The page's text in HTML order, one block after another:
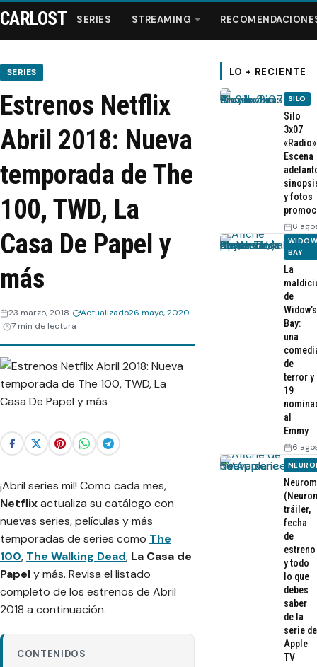
Series
Streaming
Recomendaciones
Videos
CARLOST SERIES STREAMING
SERIES
Estrenos Netflix
Abril 2018: Nueva
temporada de The
100, TWD, La
Casa De Papel y
más
23 marzo, 2018 Actualizado26 mayo, 2020
7 min de lectura
¡Abril series mil! Como cada mes,
Netflixactualiza su catálogo con
nuevas series, películas y más
temporadas de series como The
100, The Walking Dead, La Casa de
Papely más. Revisa el listado
completo de los estrenos de Abril
2018 a continuación.
CONTENIDOS
LO + RECIENTE
SILO
Silo
3x07
Escena
y fotos
6
BAY
La
de
Widow’s
Bay:
una
de
terror y
19
al
Emmy
6
tráiler,
fecha
de
estreno
y todo
lo que
debes
saber
de la
serie de
Apple
TV